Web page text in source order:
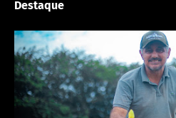
Destaque